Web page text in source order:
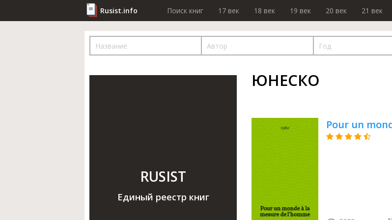
Rusist.info Поиск книг 17 век 18 век 19 век 20 век 21 век
RUSIST
Единый реестр книг
ЮНЕСКО
Pour un